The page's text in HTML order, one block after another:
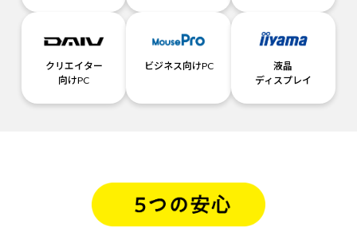
クリエイター
向けPC
ビジネス向けPC
液晶
ディスプレイ